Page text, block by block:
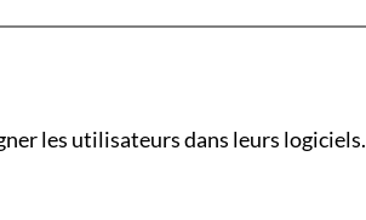
les utilisateurs dans leurs logiciels.